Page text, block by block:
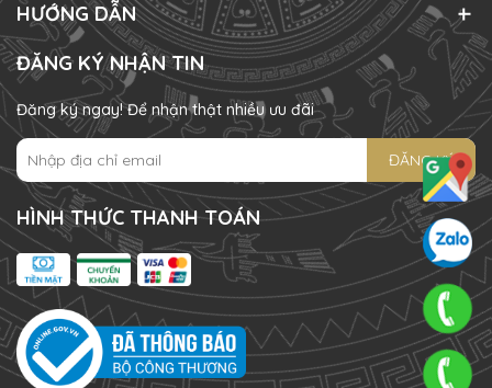
HƯỚNG DẪN
ĐĂNG KÝ NHẬN TIN
Đăng ký ngay! Để nhận thật nhiều ưu đãi
ĐĂNG KÝ
HÌNH THỨC THANH TOÁN